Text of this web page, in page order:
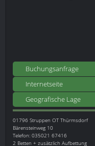
Buchungsanfrage
Internetseite
Geografische Lage
01796 Struppen OT Thürmsdorf
Bärensteinweg 10
Telefon: 035021 67416
2 Betten + zusätzlich Aufbettung